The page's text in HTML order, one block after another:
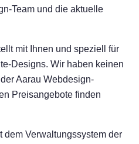
Team und die aktuelle
mit Ihnen und speziell für
Designs. Wir haben keinen
Aarau Webdesign-
Preisangebote finden
dem Verwaltungssystem der